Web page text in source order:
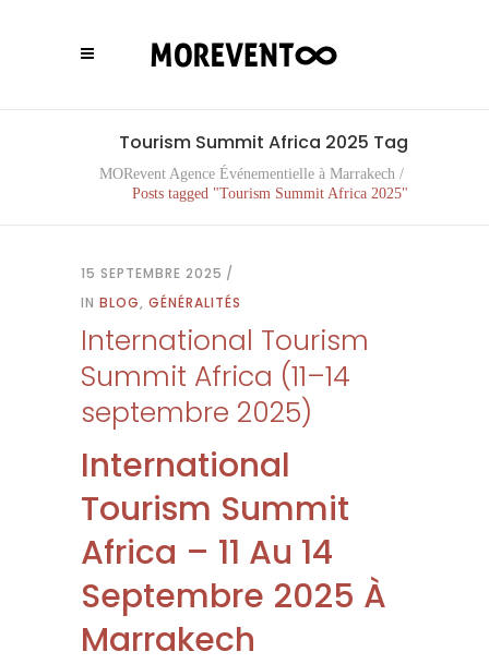
Tourism Summit Africa 2025 Tag
MORevent Agence Événementielle à Marrakech /
Posts tagged "Tourism Summit Africa 2025"
15 SEPTEMBRE 2025
IN BLOG, GÉNÉRALITÉS
International Tourism
Summit Africa (11–14
septembre 2025)
International
Tourism Summit
Africa – 11 Au 14
Septembre 2025 À
Marrakech